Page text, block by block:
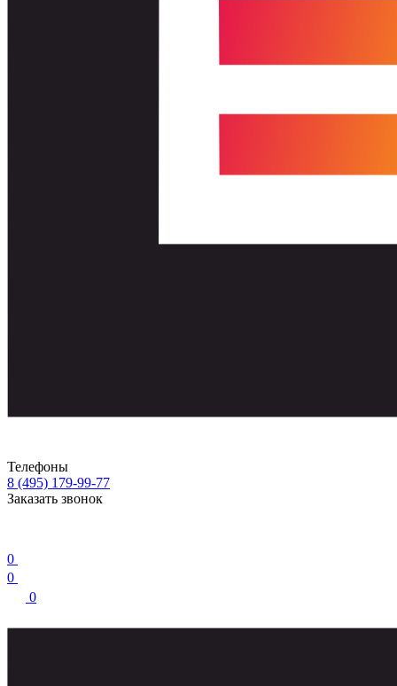
Телефоны
8 (495) 179-99-77
Заказать звонок
0
0
0